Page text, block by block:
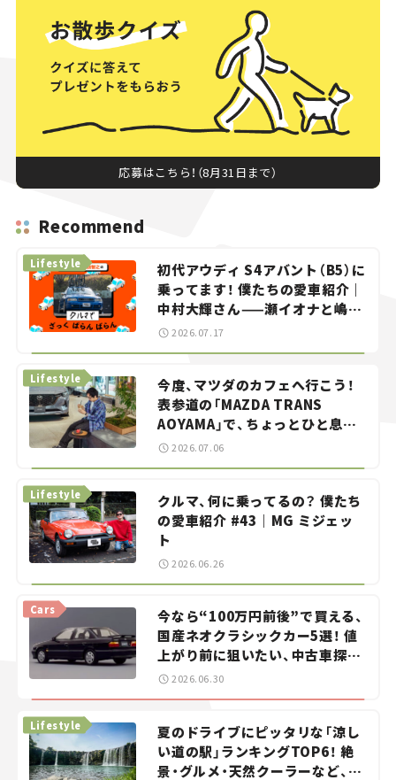
応募はこちら！（8月31日まで）
Recommend
初代アウディ S4アバント（B5）に
乗ってます！ 僕たちの愛車紹介｜
中村大輝さん——瀬イオナと嶋田
智之の「クルマでざっくばらんば
Lifestyle
2026.07.17
今度、マツダのカフェへ行こう！
表参道の「MAZDA TRANS
AOYAMA」で、ちょっとひと息。
——連載｜CCGとクルマでどうす
Lifestyle
2026.07.06
クルマ、何に乗ってるの？ 僕たち
の愛車紹介 #43｜MG ミジェッ
ト
Lifestyle
2026.06.26
今なら“100万円前後”で買える、
国産ネオクラシックカー5選！ 値
上がり前に狙いたい、中古車探し
をお手伝い――ちょっとイケてるマ
Cars
2026.06.30
夏のドライブにピッタリな「涼し
い道の駅」ランキングTOP6！ 絶
景・グルメ・天然クーラーなど、避
Lifestyle